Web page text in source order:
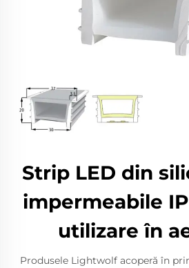
Strip LED din
impermeabile
utilizare în
Produsele Lightwolf acoperă în